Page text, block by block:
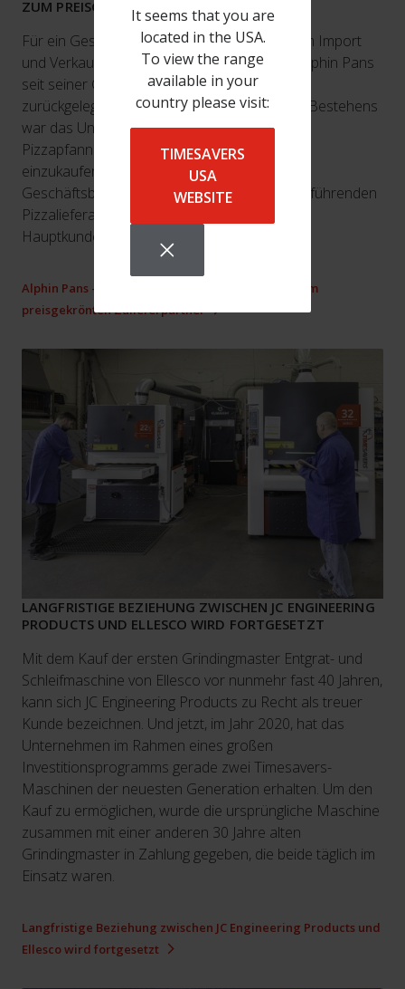
It seems that you are
located in the USA.
To view the range
available in your
country please visit:
TIMESAVERS
USA
WEBSITE
ZUM PREISGEKRÖNTEN ZULIEFERPARTNER
Für ein Geschäft, das in einer Garage mit dem Import
und Verkauf von Pizzapfannen begann, hat Alphin Pans
seit seiner Gründung 1989 einen langen Weg
zurückgelegt. In den ersten 20 Jahren seines Bestehens
war das Unternehmen sehr zufrieden damit,
Pizzapfannen und entsprechendes Zubehör
einzukaufen und zu verkaufen, solide
Geschäftsbeziehungen aufzubauen und den führenden
Pizzalieferanten Grossbritannien zu seinen
Hauptkunden zu zählen.
Alphin Pans - Einer für Alles - von Pizzapfannen zum
preisgekrönten Zulieferpartner
LANGFRISTIGE BEZIEHUNG ZWISCHEN JC ENGINEERING
PRODUCTS UND ELLESCO WIRD FORTGESETZT
Mit dem Kauf der ersten Grindingmaster Entgrat- und
Schleifmaschine von Ellesco vor nunmehr fast 40 Jahren,
kann sich JC Engineering Products zu Recht als treuer
Kunde bezeichnen. Und jetzt, im Jahr 2020, hat das
Unternehmen im Rahmen eines großen
Investitionsprogramms gerade zwei Timesavers-
Maschinen der neuesten Generation erhalten. Um den
Kauf zu ermöglichen, wurde die ursprüngliche Maschine
zusammen mit einer anderen 30 Jahre alten
Grindingmaster in Zahlung gegeben, die beide täglich im
Einsatz waren.
Langfristige Beziehung zwischen JC Engineering Products und
Ellesco wird fortgesetzt